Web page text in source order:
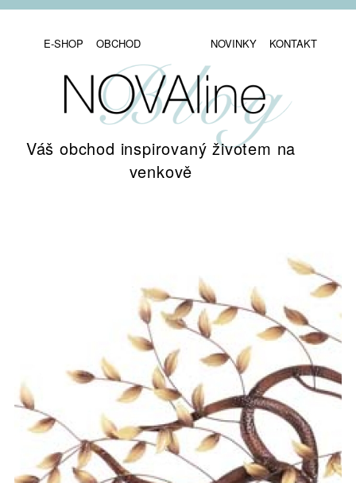
E-SHOP OBCHOD NOVINKY KONTAKT
Váš obchod inspirovaný životem na
venkově